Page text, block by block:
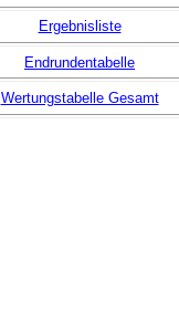
Ergebnisliste
Endrundentabelle
Wertungstabelle Gesamt